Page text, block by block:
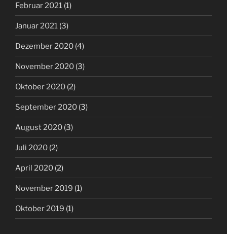
Februar 2021 (1)
Januar 2021 (3)
Dezember 2020 (4)
November 2020 (3)
Oktober 2020 (2)
September 2020 (3)
August 2020 (3)
Juli 2020 (2)
April 2020 (2)
November 2019 (1)
Oktober 2019 (1)